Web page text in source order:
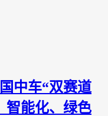
中车“双赛道
智能化、绿色